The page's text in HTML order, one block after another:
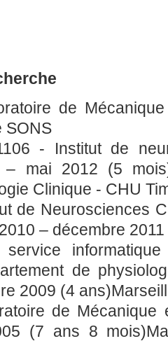
de
SONS
- Institut de
– mai 2012 (5
Clinique - CHU
de Neurosciences
– décembre
service
de
2009 (4
de Mécanique
(7 ans 8